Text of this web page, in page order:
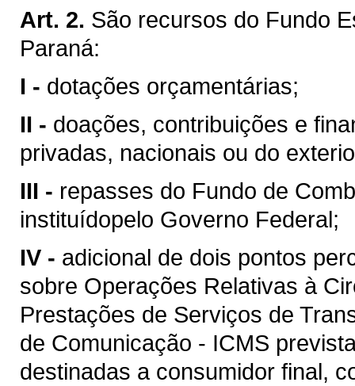
Art. 2. São recursos do Fundo
Paraná:
I - dotações orçamentárias;
II - doações, contribuições e
privadas, nacionais ou do
III - repasses do Fundo de
instituídopelo Governo Federal;
IV - adicional de dois pontos
sobre Operações Relativas à
Prestações de Serviços de
de Comunicação - ICMS
destinadas a consumidor final,